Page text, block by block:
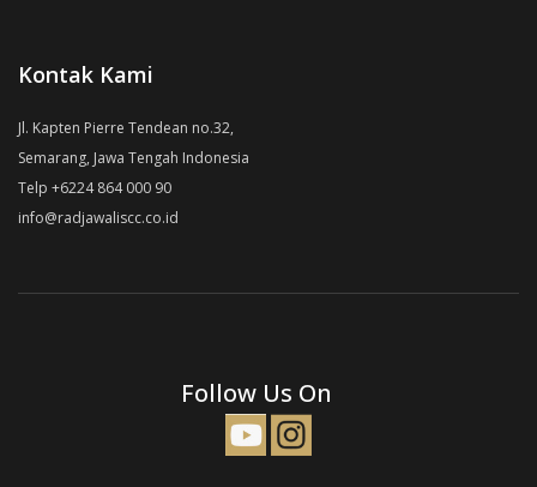
Kontak Kami
Jl. Kapten Pierre Tendean no.32,
Semarang, Jawa Tengah Indonesia
Telp +6224 864 000 90
info@radjawaliscc.co.id
Follow Us On